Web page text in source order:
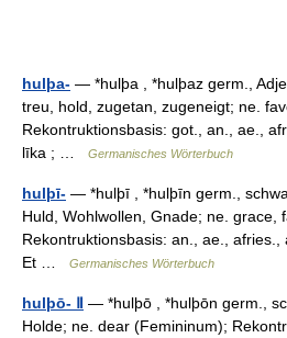
hulþa- — *hulþa , *hulþaz germ.,
treu, hold, zugetan, zugeneigt; ne.
Rekontruktionsbasis: got., an., ae.,
līka ; …
Germanisches Wörterbuch
hulþī- — *hulþī , *hulþīn germ.,
Huld, Wohlwollen, Gnade; ne. grace,
Rekontruktionsbasis: an., ae.,
Et …
Germanisches Wörterbuch
hulþō- Ⅱ — *hulþō , *hulþōn germ.,
Holde; ne. dear (Femininum);